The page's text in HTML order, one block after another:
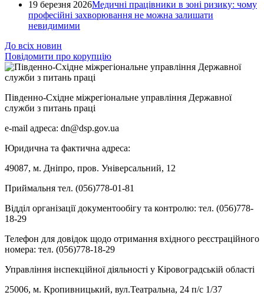
19 березня 2026Медичні працівники в зоні ризику: чому
професійні захворювання не можна залишати
невидимими
До всіх новин
Повідомити про корупцію
Південно-Східне міжрегіональне управління Державної
служби з питань праці
e-mail адреса: dn@dsp.gov.ua
Юридична та фактична адреса:
49087, м. Дніпро, пров. Універсальний, 12
Приймальня тел. (056)778-01-81
Відділ організації документообігу та контролю: тел. (056)778-
18-29
Телефон для довідок щодо отримання вхідного реєстраційного
номера: тел. (056)778-18-29
Управління інспекційної діяльності у Кіровоградській області
25006, м. Кропивницький, вул.Театральна, 24 п/с 1/37